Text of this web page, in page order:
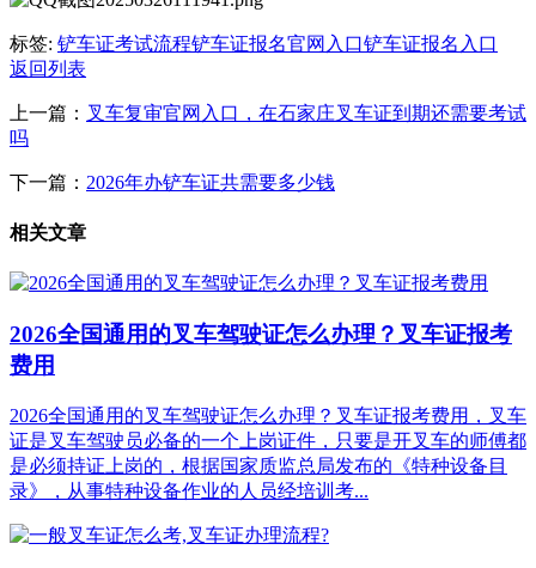
标签: 铲车证考试流程铲车证报名官网入口铲车证报名入口
返回列表
上一篇： 叉车复审官网入口，在石家庄叉车证到期还需要考试
吗
下一篇： 2026年办铲车证共需要多少钱
相关文章
2026全国通用的叉车驾驶证怎么办理？叉车证报考
费用
2026全国通用的叉车驾驶证怎么办理？叉车证报考费用，叉车
证是叉车驾驶员必备的一个上岗证件，只要是开叉车的师傅都
是必须持证上岗的，根据国家质监总局发布的《特种设备目
录》，从事特种设备作业的人员经培训考...